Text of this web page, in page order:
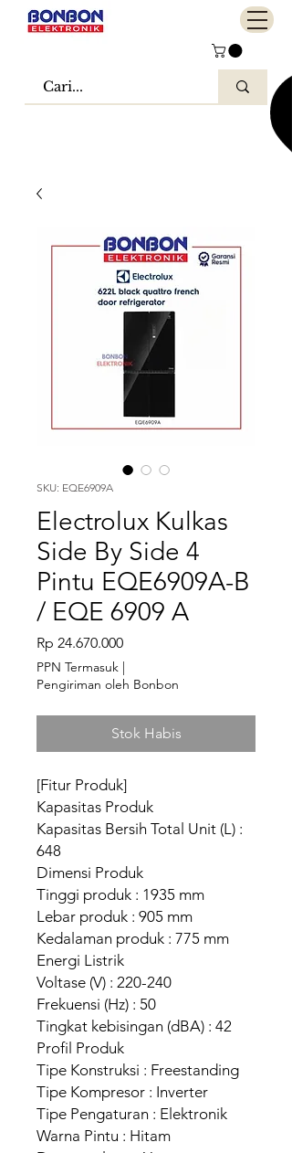
SKU: EQE6909A
Electrolux Kulkas
Side By Side 4
Pintu EQE6909A-B
/ EQE 6909 A
Rp 24.670.000Harga
PPN Termasuk |
Pengiriman oleh Bonbon
Stok Habis
[Fitur Produk]
Kapasitas Produk
Kapasitas Bersih Total Unit (L) :
648
Dimensi Produk
Tinggi produk : 1935 mm
Lebar produk : 905 mm
Kedalaman produk : 775 mm
Energi Listrik
Voltase (V) : 220-240
Frekuensi (Hz) : 50
Tingkat kebisingan (dBA) : 42
Profil Produk
Tipe Konstruksi : Freestanding
Tipe Kompresor : Inverter
Tipe Pengaturan : Elektronik
Warna Pintu : Hitam